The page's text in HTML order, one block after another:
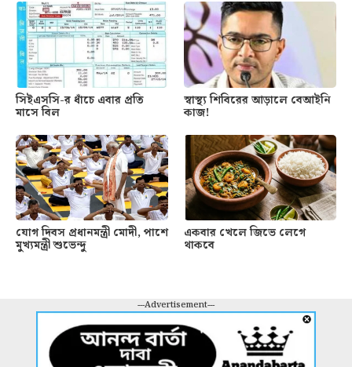
সিইএসসি-র ধাঁচে এবার প্রতি
মাসে বিল
স্বাস্থ্য শিবিরের আড়ালে বেআইনি
কাজ!
যোগ দিবস প্রধানমন্ত্রী মোদী, পাশে
মুখ্যমন্ত্রী শুভেন্দু
একবার খেলে জিভে লেগে
থাকবে
---Advertisement---